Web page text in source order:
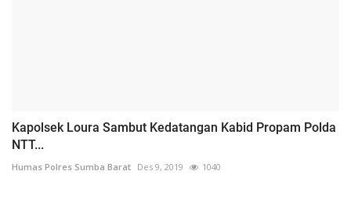
Kapolsek Loura Sambut Kedatangan Kabid Propam Polda
NTT...
Humas Polres Sumba Barat Des 9, 2019 1040